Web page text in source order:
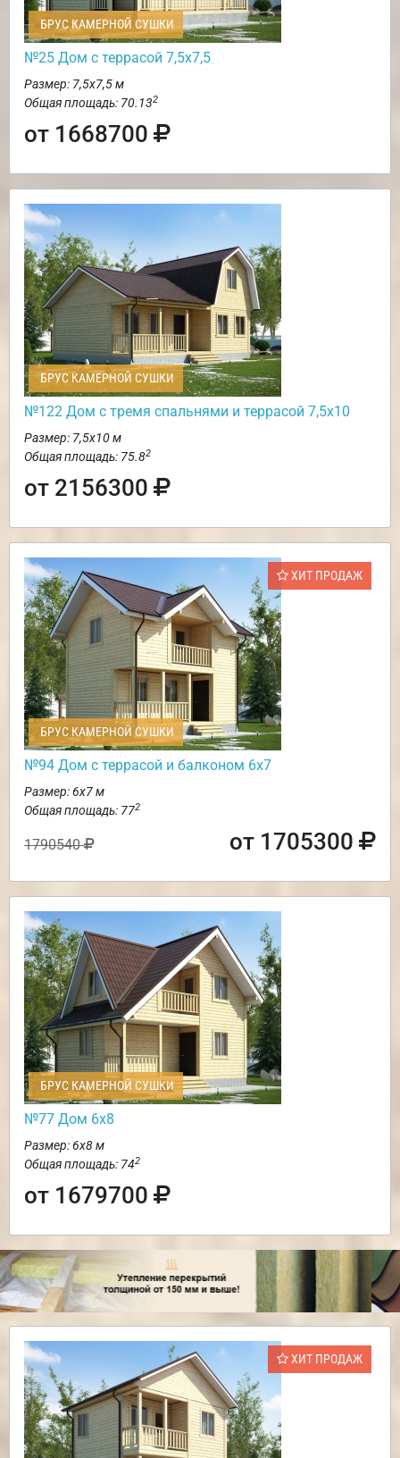
БРУС КАМЕРНОЙ СУШКИ
№25 Дом с террасой 7,5х7,5
Размер: 7,5х7,5 м
Общая площадь: 70.132
от 1668700
БРУС КАМЕРНОЙ СУШКИ
№122 Дом с тремя спальнями и террасой 7,5х10
Размер: 7,5х10 м
Общая площадь: 75.82
от 2156300
ХИТ ПРОДАЖ
БРУС КАМЕРНОЙ СУШКИ
№94 Дом с террасой и балконом 6х7
Размер: 6х7 м
Общая площадь: 772
1790540 от 1705300
БРУС КАМЕРНОЙ СУШКИ
№77 Дом 6х8
Размер: 6х8 м
Общая площадь: 742
от 1679700
ХИТ ПРОДАЖ